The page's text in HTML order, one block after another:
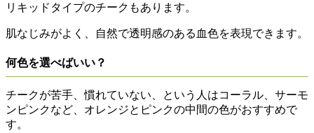
リキッドタイプのチークもあります。
肌なじみがよく、自然で透明感のある血色を表現できます。
何色を選べばいい？
チークが苦手、慣れていない、という人はコーラル、サーモ
ンピンクなど、オレンジとピンクの中間の色がおすすめで
す。